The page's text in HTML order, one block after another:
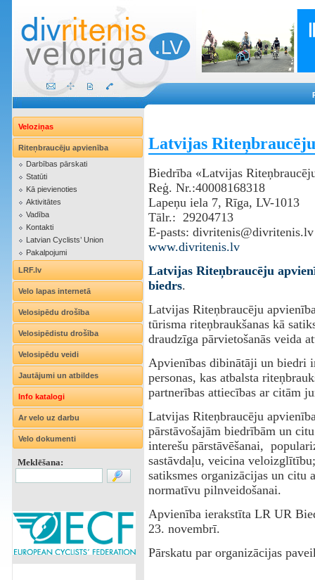
Veloziņas
Riteņbraucēju apvienība
Darbības pārskati
Statūti
Kā pievienoties
Aktivitātes
Vadība
Kontakti
Latvian Cyclists’ Union
Pakalpojumi
LRF.lv
Velo lapas internetā
Velosipēdu drošība
Velosipēdistu drošība
Velosipēdu veidi
Jautājumi un atbildes
Info katalogi
Ar velo uz darbu
Velo dokumenti
Meklēšana:
Latvijas
Biedrība «Latvijas
Reģ. Nr.:40008168318
Lapeņu iela 7, Rīga, LV-1013
‌Tālr.: 29204713
E-pasts: divritenis@divritenis.lv
www.divritenis.lv
Latvijas Riteņbraucēju
biedrs.
Latvijas Riteņbraucēju
tūrisma riteņbraukšanas kā
draudzīga pārvietošanās veida
Apvienības dibinātāji un biedri
personas, kas atbalsta
partnerības attiecības ar citām
Latvijas Riteņbraucēju
pārstāvošajām biedrībām un
interešu pārstāvēšanai,
sastāvdaļu, veicina
satiksmes organizācijas un citu
normatīvu pilnveidošanai.
Apvienība ierakstīta LR UR
23. novembrī.
Pārskatu par organizācijas